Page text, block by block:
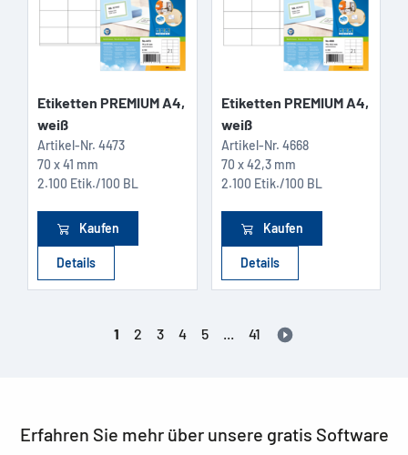
Etiketten PREMIUM A4,
weiß
Artikel-Nr. 4473
70 x 41 mm
2.100 Etik./100 BL
Kaufen
Details
Etiketten PREMIUM A4,
weiß
Artikel-Nr. 4668
70 x 42,3 mm
2.100 Etik./100 BL
Kaufen
Details
1 2 3 4 5 41
Erfahren Sie mehr über unsere gratis Software